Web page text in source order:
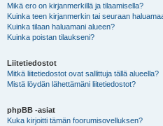
Mikä ero on kirjanmerkillä ja tilaamisella?
Kuinka teen kirjanmerkin tai seuraan
Kuinka tilaan haluamani alueen?
Kuinka poistan tilaukseni?
Liitetiedostot
Mitkä liitetiedostot ovat sallittuja tällä alueella?
Mistä löydän lähettämäni liitetiedostot?
phpBB -asiat
Kuka kirjoitti tämän foorumisovelluksen?